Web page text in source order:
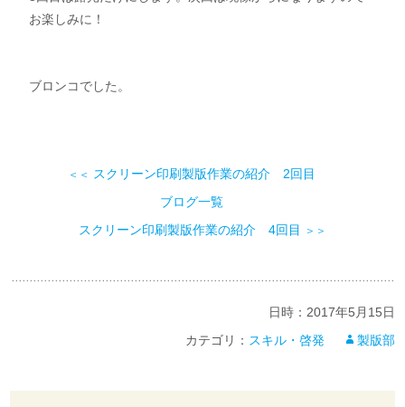
お楽しみに！
ブロンコでした。
＜＜
スクリーン印刷製版作業の紹介 2回目
ブログ一覧
スクリーン印刷製版作業の紹介 4回目
＞＞
日時： 2017年5月15日
カテゴリ： スキル・啓発 製版部